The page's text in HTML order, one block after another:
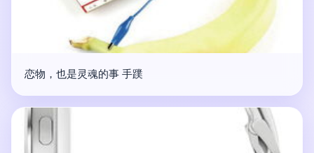
恋物，也是灵魂的事 手蹼